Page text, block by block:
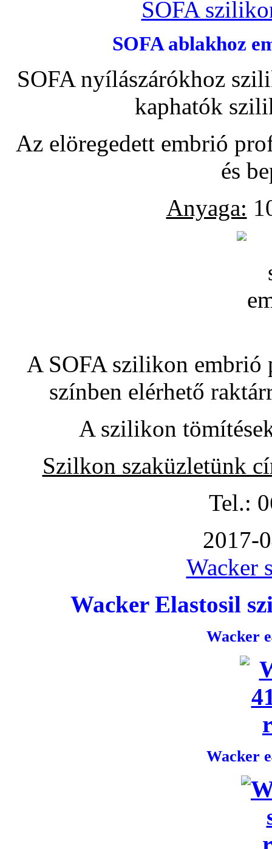
SOFA
SOFA ablakhoz
SOFA nyílászárókhoz
kaphatók
Az elöregedett embrió
és
Anyaga:
A SOFA szilikon embrió
színben elérhető
A szilikon
Szilkon szaküzletünk
Tel.:
2017-
Wacker
Wacker Elastosil
Wacker
Wacker